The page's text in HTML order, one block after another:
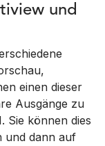
und
einen dieser
Ausgänge zu
Sie können dies
und dann auf